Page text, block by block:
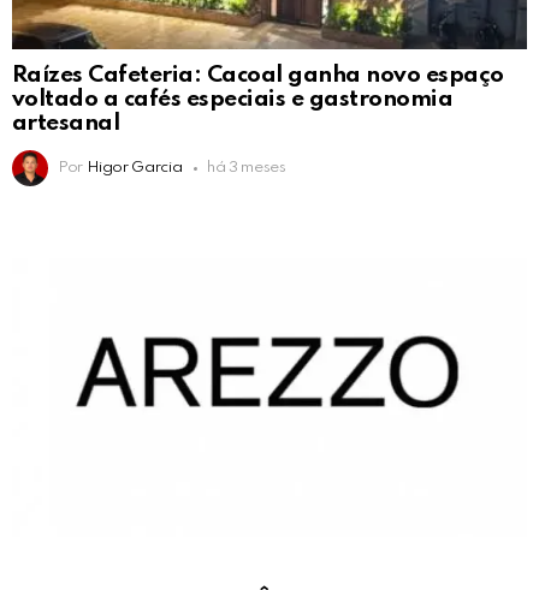
Raízes Cafeteria: Cacoal ganha novo espaço
voltado a cafés especiais e gastronomia
artesanal
Por Higor Garcia há 3 meses